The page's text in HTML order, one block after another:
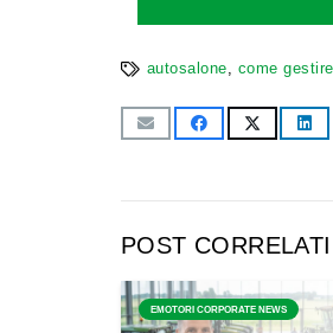
autosalone, come
POST CORRELATI
EMOTORI CORPORATE NEWS